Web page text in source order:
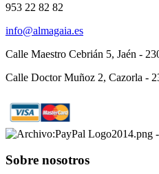
953 22 82 82
info@almagaia.es
Calle Maestro Cebrián 5, Jaén -
Calle Doctor Muñoz 2, Cazorla -
Sobre nosotros